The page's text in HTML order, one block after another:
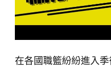
在各國職籃紛紛進入